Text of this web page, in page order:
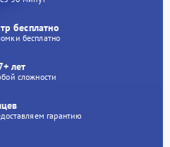
бесплатно
бесплатно
лет
сложности
гарантию